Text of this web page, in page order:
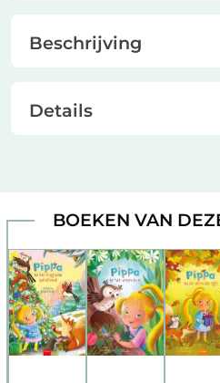
Beschrijving
Details
BOEKEN VAN